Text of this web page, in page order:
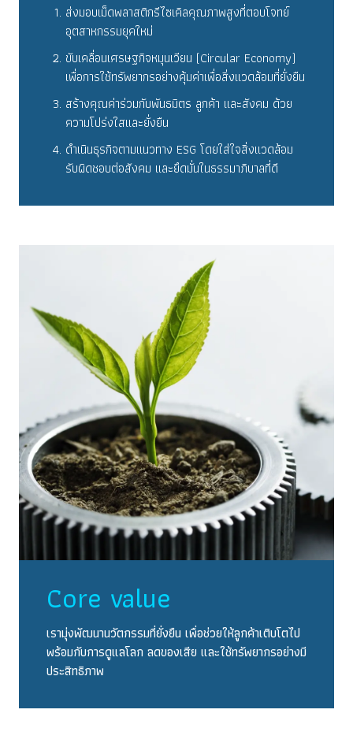
ส่งมอบเม็ดพลาสติกรีไซเคิลคุณภาพสูงที่ตอบโจทย์
อุตสาหกรรมยุคใหม่
ขับเคลื่อนเศรษฐกิจหมุนเวียน (Circular Economy)
เพื่อการใช้ทรัพยากรอย่างคุ้มค่าเพื่อสิ่งแวดล้อมที่ยั่งยืน
สร้างคุณค่าร่วมกับพันธมิตร ลูกค้า และสังคม ด้วย
ความโปร่งใสและยั่งยืน
ดำเนินธุรกิจตามแนวทาง ESG โดยใส่ใจสิ่งแวดล้อม
รับผิดชอบต่อสังคม และยึดมั่นในธรรมาภิบาลที่ดี
Core value
เรามุ่งพัฒนานวัตกรรมที่ยั่งยืน เพื่อช่วยให้ลูกค้าเติบโตไป
พร้อมกับการดูแลโลก ลดของเสีย และใช้ทรัพยากรอย่างมี
ประสิทธิภาพ